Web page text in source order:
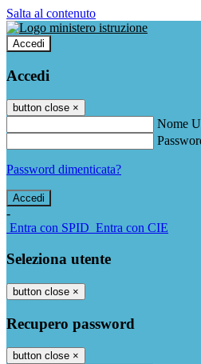
Salta al contenuto
Accedi
Accedi
button close ×
Nome
Password dimenticata?
-
Entra con SPID Entra con CIE
Seleziona utente
button close ×
Recupero password
button close ×